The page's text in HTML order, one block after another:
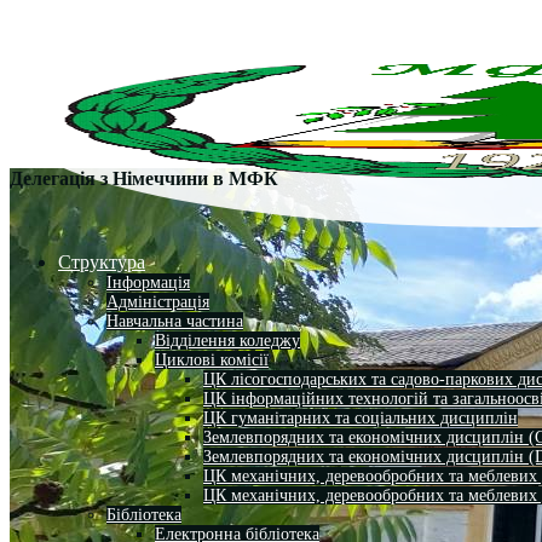
Структура
Інформація
Адміністрація
Навчальна частина
Відділення коледжу
Циклові комісії
ЦК лісогосподарських та садово-паркових
ЦК інформаційних технологій та
ЦК гуманітарних та соціальних дисциплін
Землевпорядних та економічних дисциплін
Землевпорядних та економічних дисциплін
ЦК механічних, деревообробних та
ЦК механічних, деревообробних та
Бібліотека
Електронна бібліотека
Делегація з Німеччини в МФК